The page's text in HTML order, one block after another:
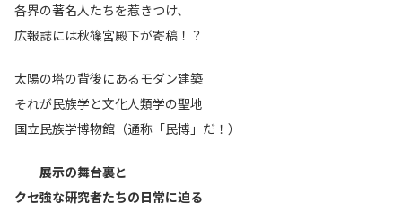
各界の著名人たちを惹きつけ、
広報誌には秋篠宮殿下が寄稿！？
太陽の塔の背後にあるモダン建築
それが民族学と文化人類学の聖地
国立民族学博物館（通称「民博」だ！）
——展示の舞台裏と
クセ強な研究者たちの日常に迫る